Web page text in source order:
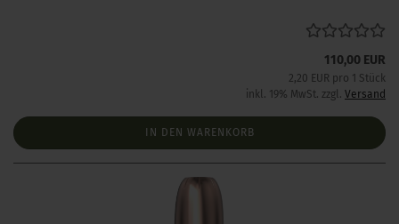
110,00 EUR
2,20 EUR pro 1 Stück
inkl. 19% MwSt. zzgl. Versand
IN DEN WARENKORB